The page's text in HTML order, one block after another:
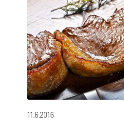
11.6.2016